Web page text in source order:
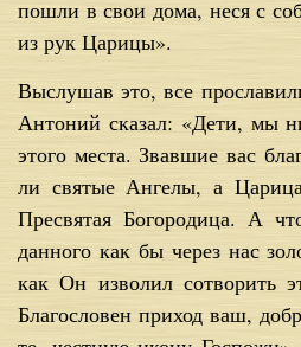
по­шли в свои до­ма, неся с
из рук Ца­ри­цы».
Вы­слу­шав это, все
Ан­то­ний ска­зал: «Де­ти, мы
это­го ме­ста. Звав­шие вас
ли свя­тые Ан­ге­лы, а
Пре­свя­тая Бо­го­ро­ди­ца. А
дан­но­го как бы через нас
как Он из­во­лил со­тво­рить
Бла­го­сло­вен при­ход ваш,